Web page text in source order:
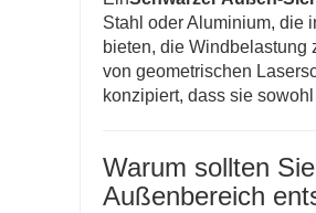
Stahl oder Aluminium, die
bieten, die Windbelastung
von geometrischen
konzipiert, dass sie
Warum sollten
Außenbereich